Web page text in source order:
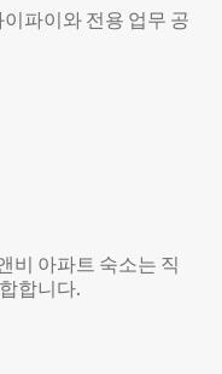
파이와 전용 업무 공
비 아파트 숙소는 직
합니다.